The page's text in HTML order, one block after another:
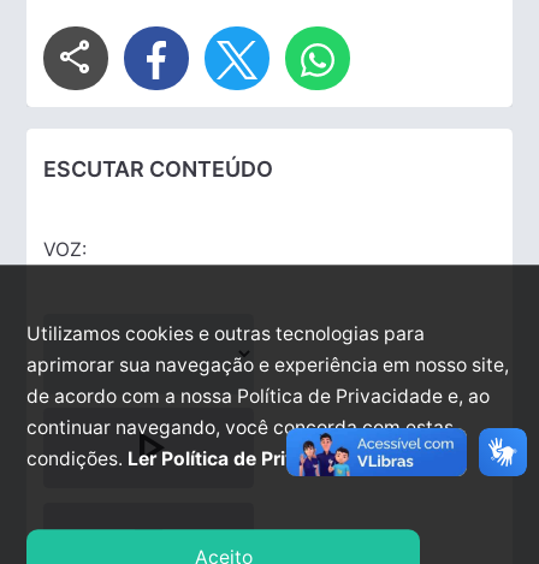
share
ESCUTAR CONTEÚDO
VOZ:
play_arrow
stop
Utilizamos cookies e outras tecnologias para
aprimorar sua navegação e experiência em nosso site,
de acordo com a nossa Política de Privacidade e, ao
continuar navegando, você concorda com estas
condições. Ler Política de Privacidade.
Aceito